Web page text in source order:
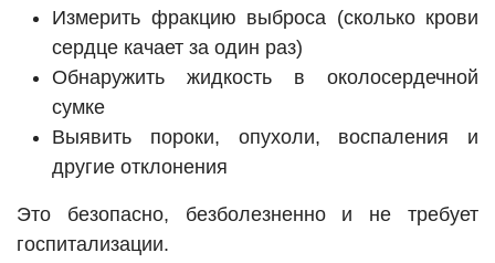
Измерить фракцию выброса (сколько крови
сердце качает за один раз)
Обнаружить жидкость в околосердечной
сумке
Выявить пороки, опухоли, воспаления и
другие отклонения
Это безопасно, безболезненно и не требует
госпитализации.